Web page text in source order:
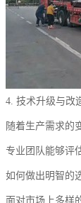
4. 技术升级与改
随着生产需求的
专业团队能够评
如何做出明智的
面对市场上多样